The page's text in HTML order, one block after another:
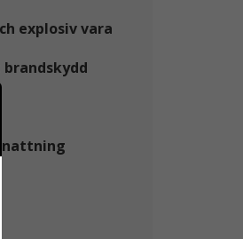
explosiv vara